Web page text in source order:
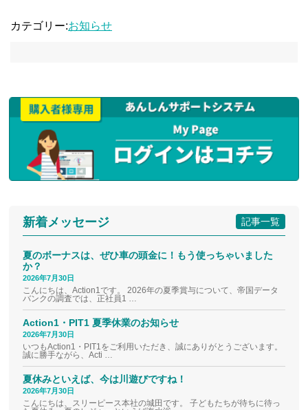
カテゴリー:お知らせ
記事一覧
新着メッセージ
夏のボーナスは、ぜひ車の頭金に！もう使っちゃいました
か？
2026年7月30日
こんにちは、Action1です。 2026年の夏季賞与について、帝国データ
バンクの調査では、正社員1 …
Action1・PIT1 夏季休業のお知らせ
2026年7月30日
いつもAction1・PIT1をご利用いただき、誠にありがとうございます。
誠に勝手ながら、Acti …
夏休みといえば、今は川遊びですね！
2026年7月30日
こんにちは、スリーピース本社の城田です。 子どもたちが待ちに待っ